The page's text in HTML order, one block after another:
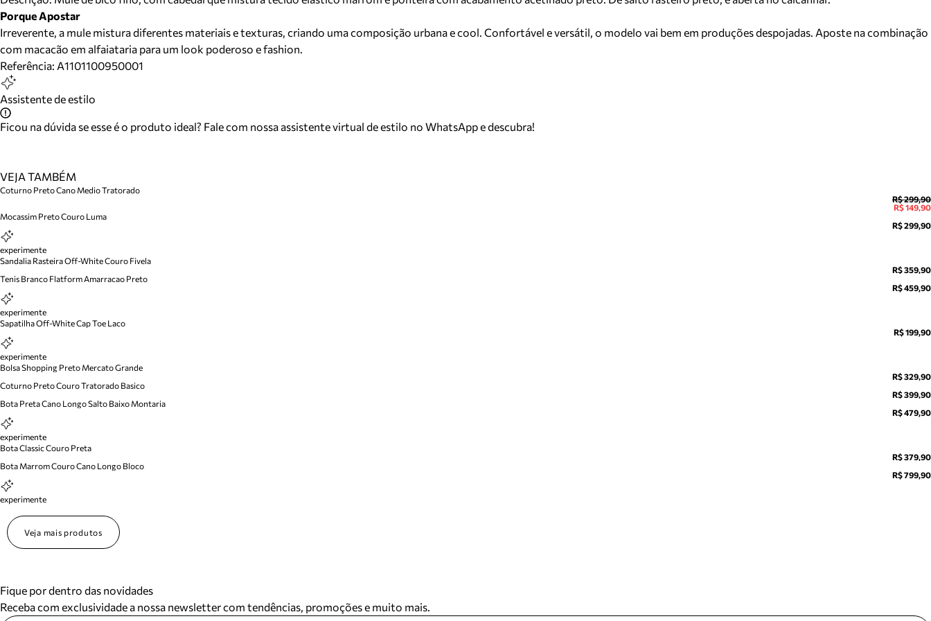
Porque Apostar
Irreverente, a mule mistura diferentes materiais e texturas, criando uma composição urbana e cool. Confortável e versátil, o modelo vai bem em produções despojadas. Aposte na combinação
com macacão em alfaiataria para um look poderoso e fashion.
Referência: A1101100950001
Assistente de estilo
Ficou na dúvida se esse é o produto ideal? Fale com nossa assistente virtual de estilo no WhatsApp e descubra!
VEJA TAMBÉM
Coturno Preto Cano Medio Tratorado
R$ 299,90
R$ 149,90
Mocassim Preto Couro Luma
R$ 299,90
experimente
Sandalia Rasteira Off-White Couro Fivela
R$ 359,90
Tenis Branco Flatform Amarracao Preto
R$ 459,90
experimente
Sapatilha Off-White Cap Toe Laco
R$ 199,90
experimente
Bolsa Shopping Preto Mercato Grande
R$ 329,90
Coturno Preto Couro Tratorado Basico
R$ 399,90
Bota Preta Cano Longo Salto Baixo Montaria
R$ 479,90
experimente
Bota Classic Couro Preta
R$ 379,90
Bota Marrom Couro Cano Longo Bloco
R$ 799,90
experimente
Veja mais produtos
Fique por dentro das novidades
Receba com exclusividade a nossa newsletter com tendências, promoções e muito mais.